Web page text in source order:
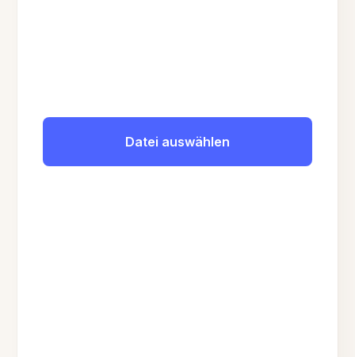
Datei auswählen